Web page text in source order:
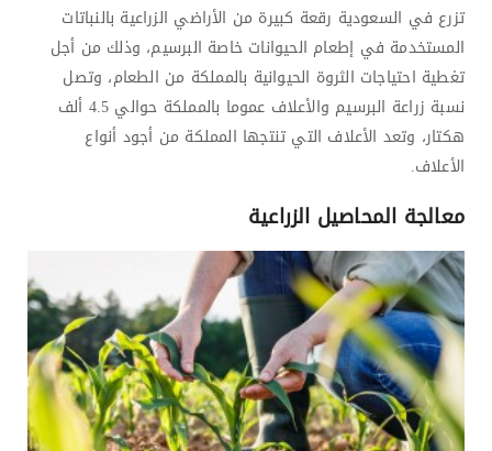
تزرع في السعودية رقعة كبيرة من الأراضي الزراعية بالنباتات
المستخدمة في إطعام الحيوانات خاصة البرسيم، وذلك من أجل
تغطية احتياجات الثروة الحيوانية بالمملكة من الطعام، وتصل
نسبة زراعة البرسيم والأعلاف عموما بالمملكة حوالي 4.5 ألف
هكتار، وتعد الأعلاف التي تنتجها المملكة من أجود أنواع
الأعلاف.
معالجة المحاصيل الزراعية